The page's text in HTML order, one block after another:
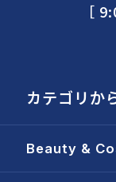
［
カテゴリか
Beauty &